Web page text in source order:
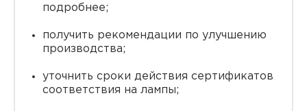
подробнее;
получить рекомендации по улучшению
производства;
уточнить сроки действия сертификатов
соответствия на лампы;